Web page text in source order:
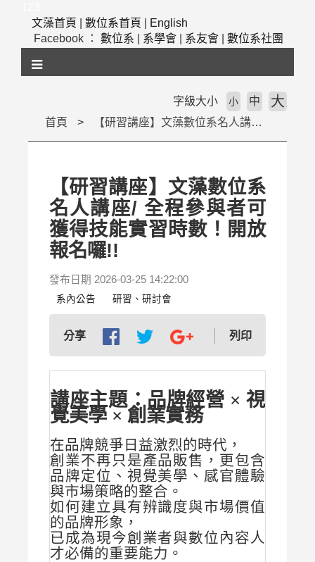
文藻首頁
數位系首頁
English
Facebook ： 數位系 系學會 系友會 數位系社團
首頁 【研習講座】文藻數位系名人講座/ 全程參與者可獲得技能實習時數！開放報名囉!!
字級大小 小 中 大
【研習講座】文藻數位系
名人講座/ 全程參與者可
獲得技能實習時數！開放
報名囉!!
發布日期 2026-03-25 14:22:00
系內公告 研習、研討會
分享 列印
講座主題：品牌經營 × 視
覺美學 × 創業實務
在品牌競爭日益激烈的時代，
創業不再只是產品販售，更包含
品牌定位、視覺美學、感官體驗
與市場策略的整合。
如何建立具有辨識度與市場價值
的品牌形象，
已成為現今創業者與數位內容人
才必備的重要能力。